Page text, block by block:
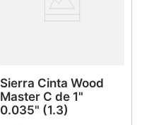
Sierra Cinta Wood
Master C de 1"
0.035" (1.3)